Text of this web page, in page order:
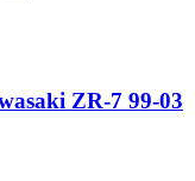
ZR-7 99-03